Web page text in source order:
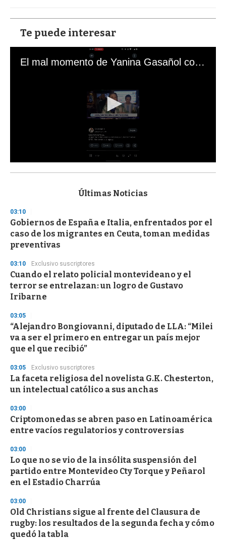
Te puede interesar
El mal momento de Yanina Gasañol con un hincha argentino en "Subrayado"
s
d
s
o
f
3
s
e
c
o
n
Últimas Noticias
03:10
Gobiernos de España e Italia, enfrentados por el
caso de los migrantes en Ceuta, toman medidas
preventivas
03:10 Exclusivo suscriptores
Cuando el relato policial montevideano y el
terror se entrelazan: un logro de Gustavo
Iribarne
03:05
“Alejandro Bongiovanni, diputado de LLA: “Milei
va a ser el primero en entregar un país mejor
que el que recibió”
03:05 Exclusivo suscriptores
La faceta religiosa del novelista G.K. Chesterton,
un intelectual católico a sus anchas
03:00
Criptomonedas se abren paso en Latinoamérica
entre vacíos regulatorios y controversias
03:00
Lo que no se vio de la insólita suspensión del
partido entre Montevideo Cty Torque y Peñarol
en el Estadio Charrúa
03:00
Old Christians sigue al frente del Clausura de
rugby: los resultados de la segunda fecha y cómo
quedó la tabla